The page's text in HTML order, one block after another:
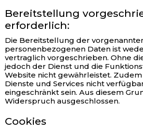
Bereitstellung
erforderlich:
Die Bereitstellung der
personenbezogenen Daten ist
vertraglich vorgeschrieben. Ohne
jedoch der Dienst und die
Website nicht gewährleistet.
Dienste und Services nicht
eingeschränkt sein. Aus diesem
Widerspruch ausgeschlossen.
Cookies